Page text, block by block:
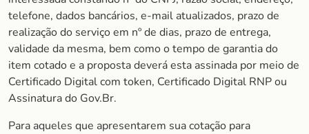
telefone, dados bancários, e-mail atualizados, prazo de
realização do serviço em nº de dias, prazo de entrega,
validade da mesma, bem como o tempo de garantia do
item cotado e a proposta deverá esta assinada por meio de
Certificado Digital com token, Certificado Digital RNP ou
Assinatura do Gov.Br.
Para aqueles que apresentarem sua cotação para